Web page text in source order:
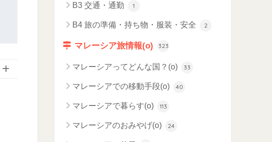
B3 交通・通勤 1
B4 旅の準備・持ち物・服装・安全 2
マレーシア旅情報(o) 323
マレーシアってどんな国？(o) 33
マレーシアでの移動手段(o) 40
マレーシアで暮らす(o) 113
マレーシアのおみやげ(o) 24